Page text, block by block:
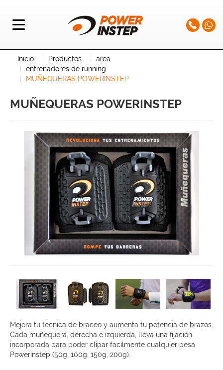
Inicio Productos
area
entrenadores de running
MUÑEQUERAS POWERINSTEP
MUÑEQUERAS POWERINSTEP
Mejora tu técnica de braceo y aumenta tu potencia de brazos.
Cada muñequera, derecha e izquierda, lleva una fijación
incorporada para poder clipar facilmente cualquier pesa
Powerinstep (50g, 100g, 150g, 200g).